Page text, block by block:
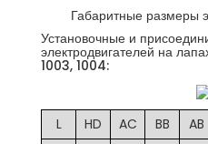
Габаритные размеры
Установочные и
электродвигателей на
1003, 1004:
L HD AC BB AB